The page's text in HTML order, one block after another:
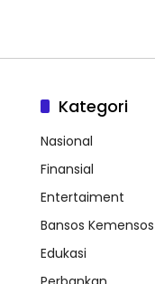
Kategori
Nasional
Finansial
Entertaiment
Bansos Kemensos
Edukasi